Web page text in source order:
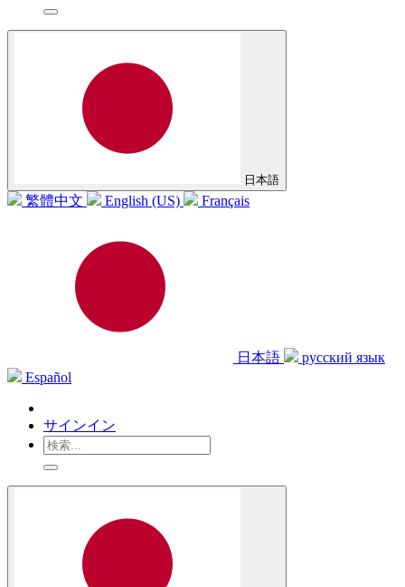
日本語
繁體中文 English (US) Français
日本語
русский язык
Español
サインイン